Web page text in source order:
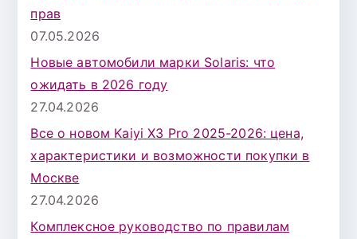
прав
07.05.2026
Новые автомобили марки Solaris: что
ожидать в 2026 году
27.04.2026
Все о новом Kaiyi X3 Pro 2025-2026: цена,
характеристики и возможности покупки в
Москве
27.04.2026
Комплексное руководство по правилам